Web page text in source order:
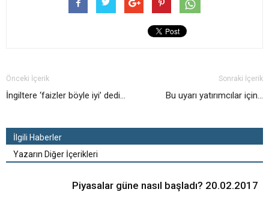
Önceki İçerik
İngiltere ‘faizler böyle iyi’ dedi…
Sonraki İçerik
Bu uyarı yatırımcılar için…
İlgili Haberler
Yazarın Diğer İçerikleri
Piyasalar güne nasıl başladı? 20.02.2017